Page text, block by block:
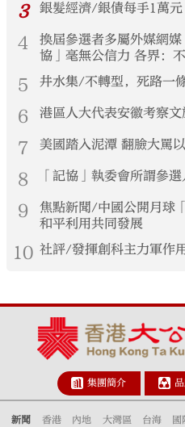
3 銀髮經濟/銀債每手1萬
4
換屆參選者多屬外媒網
協」毫無公信力 各界：
5 井水集/不轉型，死路一
6 港區人大代表安徽考察文
7 美國踏入泥潭 翻臉大罵
8 「記協」執委會所謂參
9
焦點新聞/中國公開月球
和平利用共同發展
10 社評/發揮創科主力軍作
集團簡介
新聞 香港 內地 大灣區 台海 國